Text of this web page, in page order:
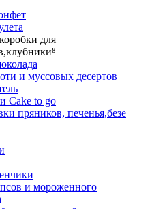
для
и муссовых десертов
Cake to go
пряников, печенья,безе
и мороженного